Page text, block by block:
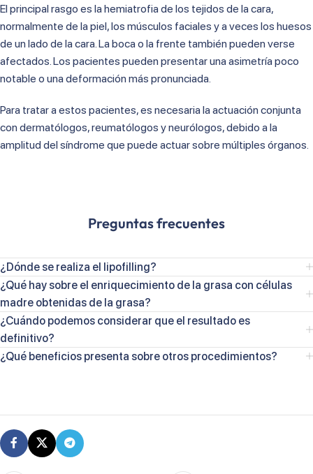
El principal rasgo es la hemiatrofia de los tejidos de la cara,
normalmente de la piel, los músculos faciales y a veces los huesos
de un lado de la cara. La boca o la frente también pueden verse
afectados. Los pacientes pueden presentar una asimetría poco
notable o una deformación más pronunciada.
Para tratar a estos pacientes, es necesaria la actuación conjunta
con dermatólogos, reumatólogos y neurólogos, debido a la
amplitud del síndrome que puede actuar sobre múltiples órganos.
Preguntas frecuentes
¿Dónde se realiza el lipofilling?
¿Qué hay sobre el enriquecimiento de la grasa con células
madre obtenidas de la grasa?
¿Cuándo podemos considerar que el resultado es
definitivo?
¿Qué beneficios presenta sobre otros procedimientos?